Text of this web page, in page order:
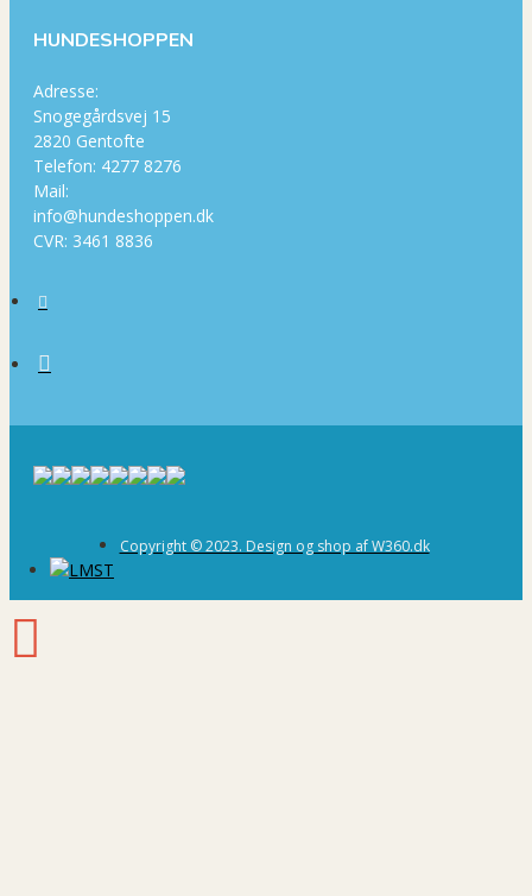
HUNDESHOPPEN
Adresse:
Snogegårdsvej 15
2820 Gentofte
Telefon: 4277 8276
Mail:
info@hundeshoppen.dk
CVR: 3461 8836
Copyright © 2023. Design og shop af W360.dk